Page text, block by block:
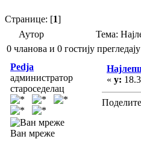
Странице: [1]
Аутор
Тема:
0 чланова и 0 гостију
Pedja
администратор
староседелац
Ван мреже
« у: